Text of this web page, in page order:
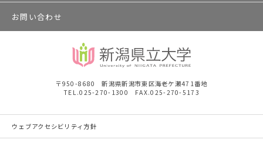
お問い合わせ
〒950-8680 新潟県新潟市東区海老ケ瀬471番地
TEL.025-270-1300 FAX.025-270-5173
ウェブアクセシビリティ方針